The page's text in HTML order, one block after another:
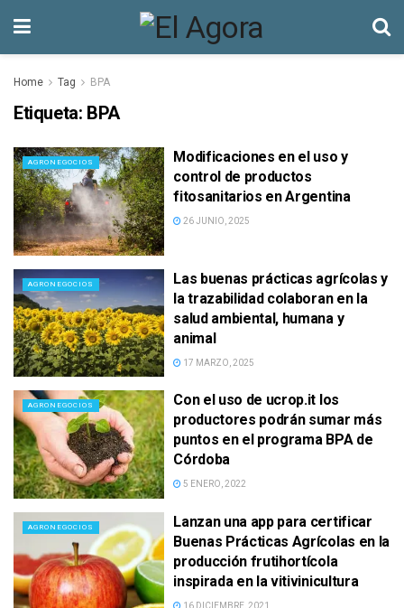
Home Tag BPA
Etiqueta: BPA
AGRONEGOCIOS
Modificaciones en el uso y
control de productos
fitosanitarios en Argentina
26 JUNIO, 2025
AGRONEGOCIOS
Las buenas prácticas agrícolas y
la trazabilidad colaboran en la
salud ambiental, humana y
animal
17 MARZO, 2025
AGRONEGOCIOS
Con el uso de ucrop.it los
productores podrán sumar más
puntos en el programa BPA de
Córdoba
5 ENERO, 2022
AGRONEGOCIOS
Lanzan una app para certificar
Buenas Prácticas Agrícolas en la
producción frutihortícola
inspirada en la vitivinicultura
16 DICIEMBRE, 2021